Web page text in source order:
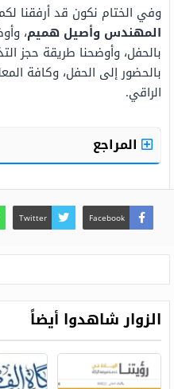
وفي الختام نكون قد أرفقنا
المهندس وأصيل هميم،
بالحفل، وأوضحنا طريقة حجز
بالحضور إلى الحفل، وكافة
الراقي.
المراجع
Facebook
Twitter
الزوار شاهدوا أيضاً